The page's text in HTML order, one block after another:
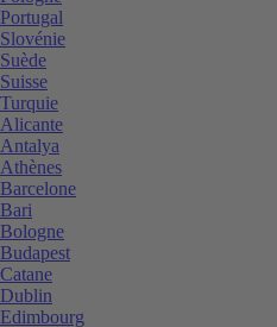
Portugal
Slovénie
Suède
Suisse
Turquie
Alicante
Antalya
Athènes
Barcelone
Bari
Bologne
Budapest
Catane
Dublin
Edimbourg